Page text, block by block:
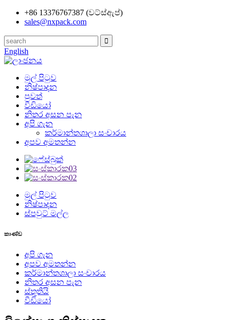
+86 13376767387 (වට්ස්ඇප්)
sales@nxpack.com
English
මුල් පිටුව
නිෂ්පාදන
පුවත්
වීඩියෝ
නිතර අසන පැන
අපි ගැන
කර්මාන්තශාලා සංචාරය
අපව අමතන්න
මුල් පිටුව
නිෂ්පාදන
ස්පවුට් මල්ල
කාණ්ඩ
අපි ගැන
අපව අමතන්න
කර්මාන්තශාලා සංචාරය
නිතර අසන පැන
ස්තූතියි
වීඩියෝ